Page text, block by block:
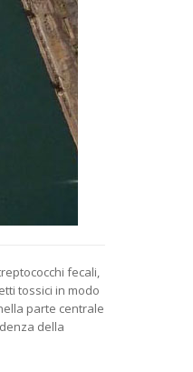
fecali,
tossici in modo
parte centrale
della